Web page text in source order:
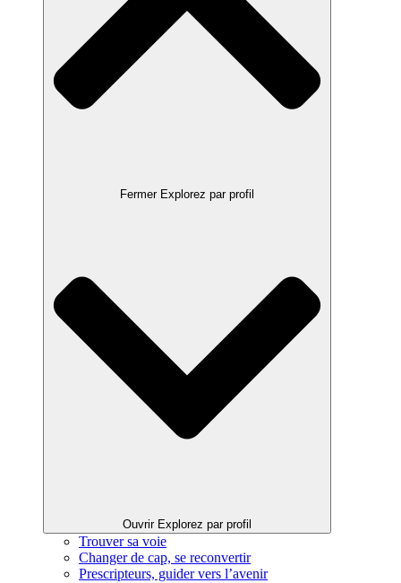
Fermer Explorez par profil
Ouvrir Explorez par profil
Trouver sa voie
Changer de cap, se reconvertir
Prescripteurs, guider vers l’avenir